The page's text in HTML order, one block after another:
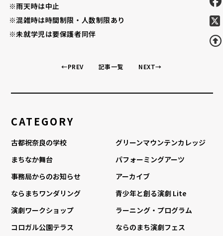
※雨天時は中止
※混雑時は時間制限・人数制限あり
※未就学児は要保護者同伴
←PREV 記事一覧 NEXT→
CATEGORY
古都祝奈良の学校
グリーンマウンテンカレッジ
まちなか舞台
パフォーミングアーツ
事務局からのお知らせ
アーカイブ
ならまちワンダリング
青少年と創る演劇 Lite
演劇ワークショップ
ラーニング・プログラム
コロガル公園テラス
ならのまち演劇フェス